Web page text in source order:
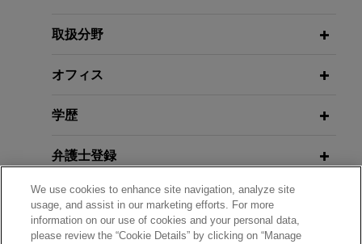
Jones Day advised Electrolux Professional
manufacturing company operating globally, in
Corporation from Marunouchi Global Fund II and
Mitsubishi Corporation, for approximately SEK
debt free basis.
Sumitomo acquires assets and
合衆国最高裁、国際緊急経済権限法
判断
FEBRUARY 2026
バーの適用時期
OCTOBER 2025 ニュースレター
Global Legal Update Vol. 120 | 2025
取扱分野
オフィス
学歴
弁護士登録
受賞歴
使用言語
We use cookies to enhance site navigation, analyze site
usage, and assist in our marketing efforts. For more
information on our use of cookies and your personal data,
please review the “Cookie Details” by clicking on “Manage